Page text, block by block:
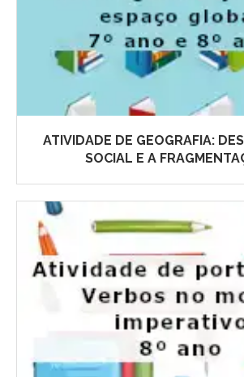
ATIVIDADE DE GEOGRAFIA:
SOCIAL E A